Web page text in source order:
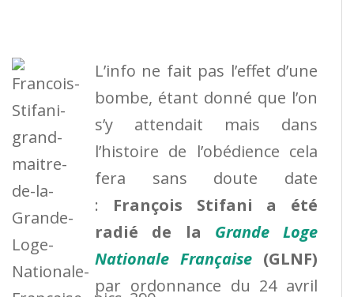
L’info ne fait pas l’effet d’une
bombe, étant donné que l’on
s’y attendait mais dans
l’histoire de l’obédience cela
fera sans doute date
: François Stifani a été
radié de la Grande Loge
Nationale Française (GLNF)
par ordonnance du 24 avril